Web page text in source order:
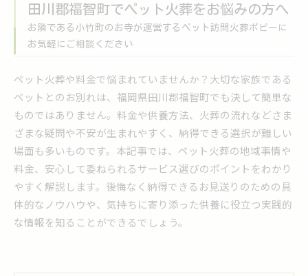
田川郡福智町でペット火葬をお悩みの方へ
お隣である小竹町のお寺が運営するペット訪問火葬ポピーに
お気軽にご相談ください
ペット火葬や料金で悩まれていませんか？大切な家族である
ペットとのお別れは、福岡県田川郡福智町でも決して簡単な
ものではありません。料金や供養方法、火葬の流れなどさま
ざまな疑問や不安が生まれやすく、納得できる選択が難しい
場面も多いものです。本記事では、ペット火葬の地域事情や
料金、安心して委ねられるサービス選びのポイントをわかり
やすく解説します。後悔なく納得できるお見送りのための具
体的なノウハウや、気持ちに寄り添った供養に役立つ実践的
な情報を知ることができるでしょう。